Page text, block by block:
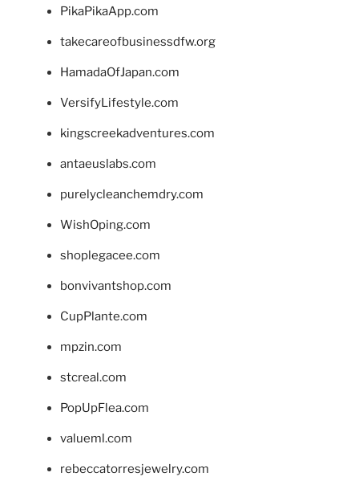
PikaPikaApp.com
takecareofbusinessdfw.org
HamadaOfJapan.com
VersifyLifestyle.com
kingscreekadventures.com
antaeuslabs.com
purelycleanchemdry.com
WishOping.com
shoplegacee.com
bonvivantshop.com
CupPlante.com
mpzin.com
stcreal.com
PopUpFlea.com
valueml.com
rebeccatorresjewelry.com